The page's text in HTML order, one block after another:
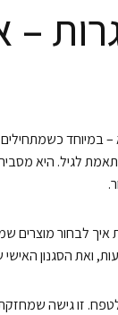
–
במיוחד
לגיל. היא
איך לבחור מוצרים
ואת הסגנון
זו גישה